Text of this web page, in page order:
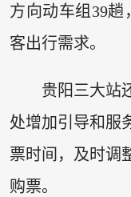
方向动车组39趟
客出行需求。
贵阳三大站
处增加引导和服
票时间，及时调
购票。